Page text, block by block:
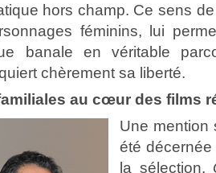
hors champ. Ce sens
féminins, lui
banale en véritable
chèrement sa liberté.
au cœur des films
Une mention
été
la sélection,